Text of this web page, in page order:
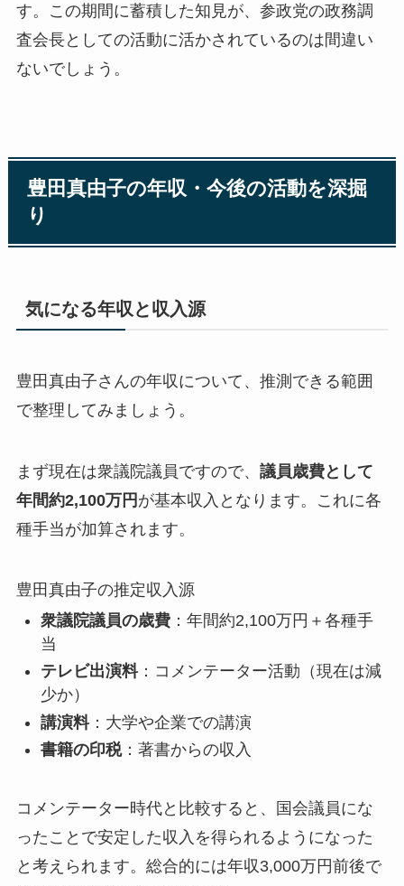
す。この期間に蓄積した知見が、参政党の政務調
査会長としての活動に活かされているのは間違い
ないでしょう。
豊田真由子の年収・今後の活動を深掘
り
気になる年収と収入源
豊田真由子さんの年収について、推測できる範囲
で整理してみましょう。
まず現在は衆議院議員ですので、 議員歳費として
年間約2,100万円 が基本収入となります。これに各
種手当が加算されます。
豊田真由子の推定収入源
衆議院議員の歳費：年間約2,100万円＋各種手
当
テレビ出演料：コメンテーター活動（現在は減
少か）
講演料：大学や企業での講演
書籍の印税：著書からの収入
コメンテーター時代と比較すると、国会議員にな
ったことで安定した収入を得られるようになった
と考えられます。 総合的には年収3,000万円前後で